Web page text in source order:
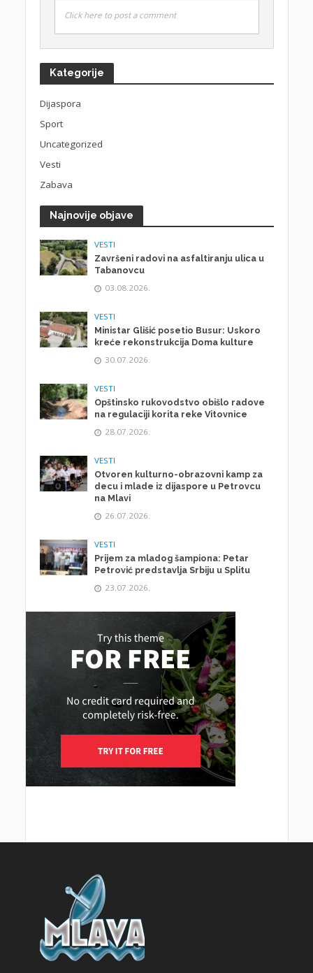
Click here to post a comment
Kategorije
Dijaspora
Sport
Uncategorized
Vesti
Zabava
Najnovije objave
VESTI
Završeni radovi na asfaltiranju ulica u
Tabanovcu
03.08.2026.
VESTI
Ministar Glišić posetio Busur: Uskoro
kreće rekonstrukcija Doma kulture
30.07.2026.
VESTI
Opštinsko rukovodstvo obišlo radove
na regulaciji korita reke Vitovnice
28.07.2026.
VESTI
Otvoren kulturno-obrazovni kamp za
decu i mlade iz dijaspore u Petrovcu
na Mlavi
26.07.2026.
VESTI
Prijem za mladog šampiona: Petar
Petrović predstavlja Srbiju u Splitu
23.07.2026.